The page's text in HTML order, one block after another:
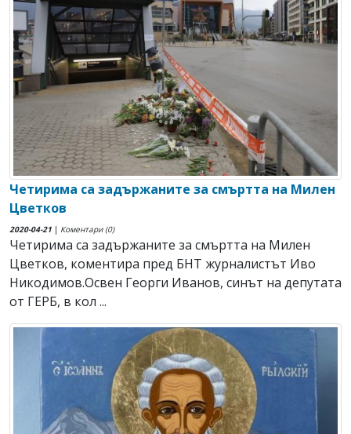
Четирима са задържаните за смъртта на Милен
Цветков
2020-04-21 | Коментари (0)
Четирима са задържаните за смъртта на Милен
Цветков, коментира пред БНТ журналистът Иво
Никодимов.Освен Георги Иванов, синът на депутата
от ГЕРБ, в кол ...